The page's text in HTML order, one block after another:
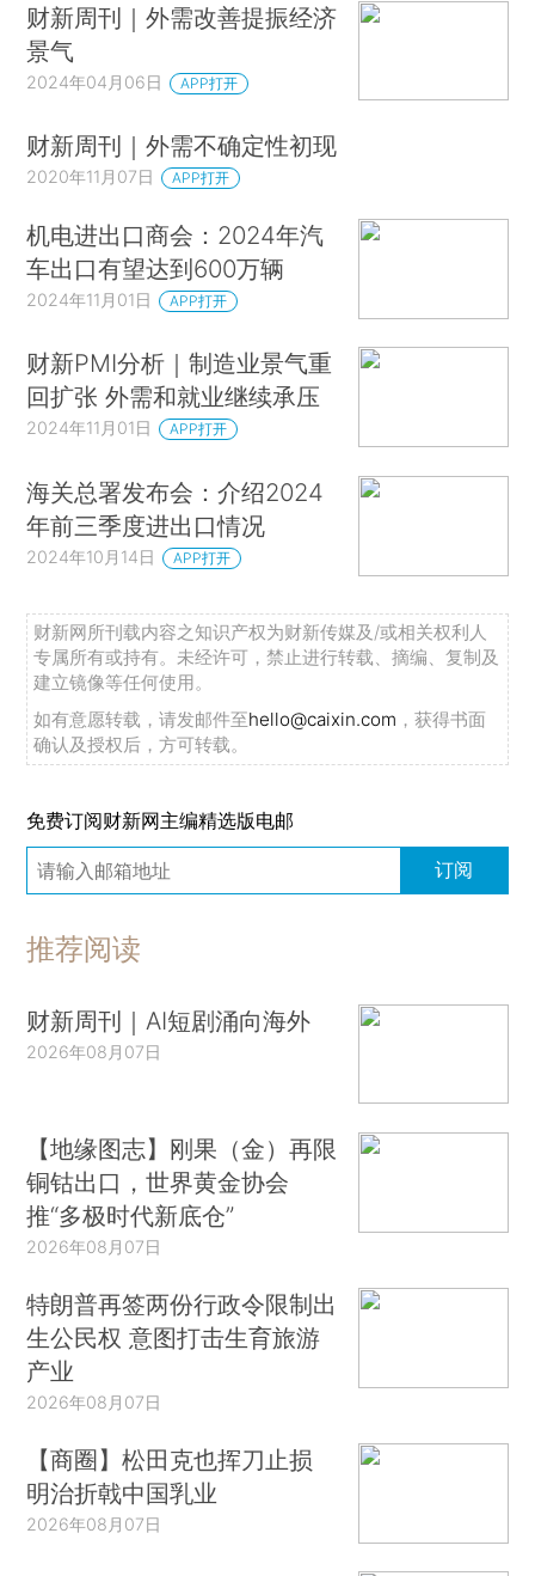
财新周刊｜外需改善提振经济
景气
2024年04月06日 APP打开
财新周刊｜外需不确定性初现
2020年11月07日 APP打开
机电进出口商会：2024年汽
车出口有望达到600万辆
2024年11月01日 APP打开
财新PMI分析｜制造业景气重
回扩张 外需和就业继续承压
2024年11月01日 APP打开
海关总署发布会：介绍2024
年前三季度进出口情况
2024年10月14日 APP打开
财新网所刊载内容之知识产权为财新传媒及/或相关权利人
专属所有或持有。未经许可，禁止进行转载、摘编、复制及
建立镜像等任何使用。
如有意愿转载，请发邮件至hello@caixin.com ，获得书面
确认及授权后，方可转载。
免费订阅财新网主编精选版电邮
订阅
推荐阅读
财新周刊｜AI短剧涌向海外
2026年08月07日
【地缘图志】刚果（金）再限
铜钴出口，世界黄金协会
推“多极时代新底仓”
2026年08月07日
特朗普再签两份行政令限制出
生公民权 意图打击生育旅游
产业
2026年08月07日
【商圈】松田克也挥刀止损
明治折戟中国乳业
2026年08月07日